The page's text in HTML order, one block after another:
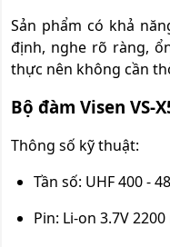
Sản phẩm có khả
định, nghe rõ ràng,
thực nên không cần
Bộ đàm Visen VS-
Thông số kỹ thuật:
Tần số: UHF 400 -
Pin: Li-on 3.7V